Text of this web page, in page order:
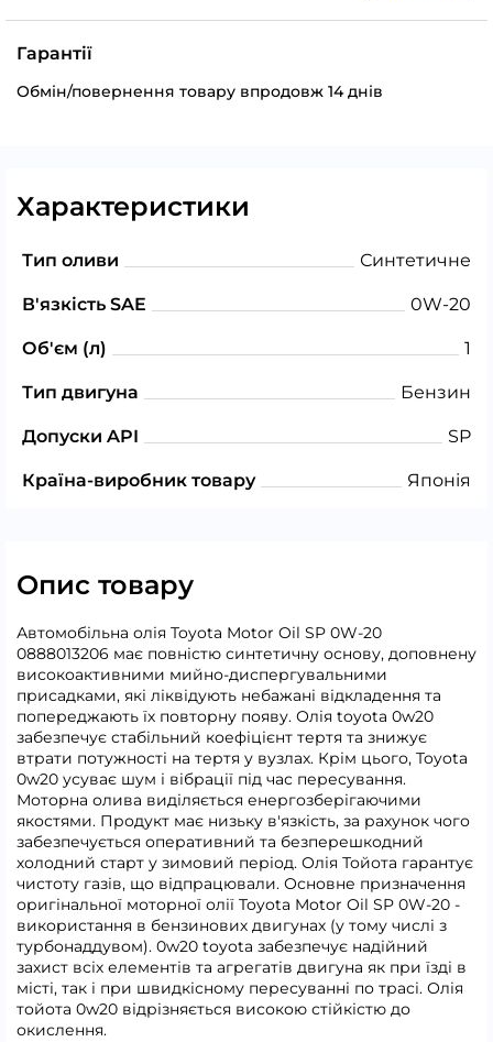
Гарантії
Обмін/повернення товару впродовж 14 днів
Характеристики
Тип оливи Синтетичне
В'язкість SAE 0W-20
Об'єм (л) 1
Тип двигуна Бензин
Допуски API SP
Країна-виробник товару Японія
Опис товару
Автомобільна олія Toyota Motor Oil SP 0W-20
0888013206 має повністю синтетичну основу, доповнену
високоактивними мийно-диспергувальними
присадками, які ліквідують небажані відкладення та
попереджають їх повторну появу. Олія toyota 0w20
забезпечує стабільний коефіцієнт тертя та знижує
втрати потужності на тертя у вузлах. Крім цього, Toyota
0w20 усуває шум і вібрації під час пересування.
Моторна олива виділяється енергозберігаючими
якостями. Продукт має низьку в'язкість, за рахунок чого
забезпечується оперативний та безперешкодний
холодний старт у зимовий період. Олія Тойота гарантує
чистоту газів, що відпрацювали. Основне призначення
оригінальної моторної олії Toyota Motor Oil SP 0W-20 -
використання в бензинових двигунах (у тому числі з
турбонаддувом). 0w20 toyota забезпечує надійний
захист всіх елементів та агрегатів двигуна як при їзді в
місті, так і при швидкісному пересуванні по трасі. Олія
тойота 0w20 відрізняється високою стійкістю до
окислення.